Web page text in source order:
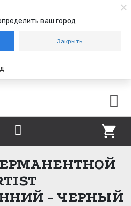
ваш город
Закрыть
- ЧЕРНЫЙ